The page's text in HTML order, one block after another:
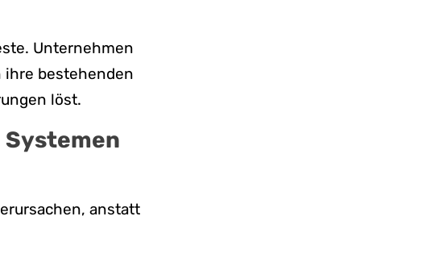
Unternehmen
bestehenden
löst.
anstatt